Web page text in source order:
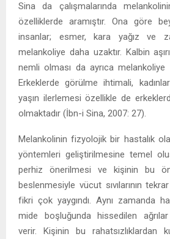
Sina da çalışmalarında
özelliklerde aramıştır. Ona göre
insanlar; esmer, kara yağız ve
melankoliye daha uzaktır. Kalbin
nemli olması da ayrıca melankoliye
Erkeklerde görülme ihtimali,
yaşın ilerlemesi özellikle de
olmaktadır (İbn-i Sina, 2007: 27).
Melankolinin fizyolojik bir hastalık
yöntemleri geliştirilmesine temel
perhiz önerilmesi ve kişinin bu
beslenmesiyle vücut sıvılarının
fikri çok yaygındı. Aynı zamanda
mide boşluğunda hissedilen
verir. Kişinin bu rahatsızlıklardan